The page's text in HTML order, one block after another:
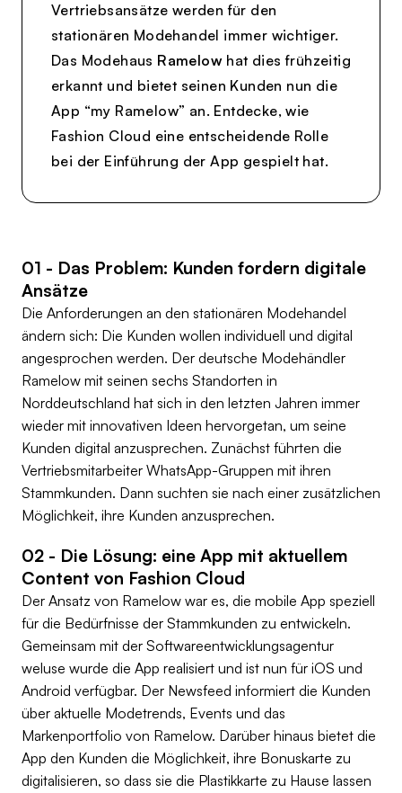
Vertriebsansätze werden für den
stationären Modehandel immer wichtiger.
Das Modehaus Ramelow hat dies frühzeitig
erkannt und bietet seinen Kunden nun die
App “my Ramelow” an. Entdecke, wie
Fashion Cloud eine entscheidende Rolle
bei der Einführung der App gespielt hat.
01 - Das Problem: Kunden fordern digitale
Ansätze
Die Anforderungen an den stationären Modehandel
ändern sich: Die Kunden wollen individuell und digital
angesprochen werden. Der deutsche Modehändler
Ramelow mit seinen sechs Standorten in
Norddeutschland hat sich in den letzten Jahren immer
wieder mit innovativen Ideen hervorgetan, um seine
Kunden digital anzusprechen. Zunächst führten die
Vertriebsmitarbeiter WhatsApp-Gruppen mit ihren
Stammkunden. Dann suchten sie nach einer zusätzlichen
Möglichkeit, ihre Kunden anzusprechen.
02 - Die Lösung: eine App mit aktuellem
Content von Fashion Cloud
Der Ansatz von Ramelow war es, die mobile App speziell
für die Bedürfnisse der Stammkunden zu entwickeln.
Gemeinsam mit der Softwareentwicklungsagentur
weluse wurde die App realisiert und ist nun für iOS und
Android verfügbar. Der Newsfeed informiert die Kunden
über aktuelle Modetrends, Events und das
Markenportfolio von Ramelow. Darüber hinaus bietet die
App den Kunden die Möglichkeit, ihre Bonuskarte zu
digitalisieren, so dass sie die Plastikkarte zu Hause lassen